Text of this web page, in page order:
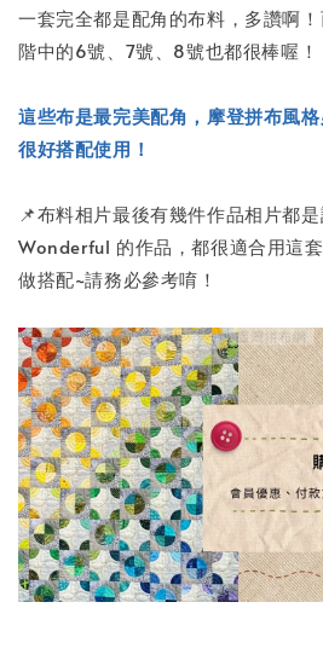
一套完全都是配角的布料，多讚啊
階中的6號、7號、8號也都很棒喔！
這些布是最完美配角，摩登拼布風
很好搭配使用！
📌布料相片最後有幾件作品相片都
Wonderful 的作品，都很適合用這
做搭配~請務必參考唷！